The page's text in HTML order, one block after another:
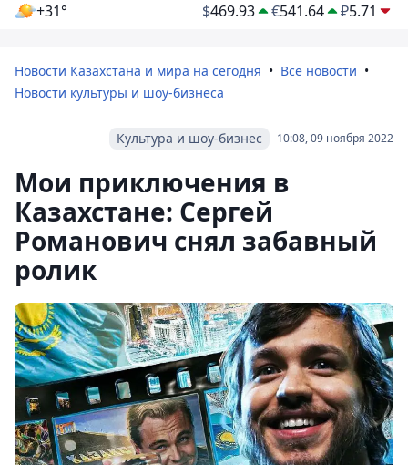
+31° $469.93 €541.64 ₽5.71
Новости Казахстана и мира на сегодня
Все новости
Новости культуры и шоу-бизнеса
10:08, 09 ноября 2022
Культура и шоу-бизнес
Мои приключения в
Казахстане: Сергей
Романович снял забавный
ролик